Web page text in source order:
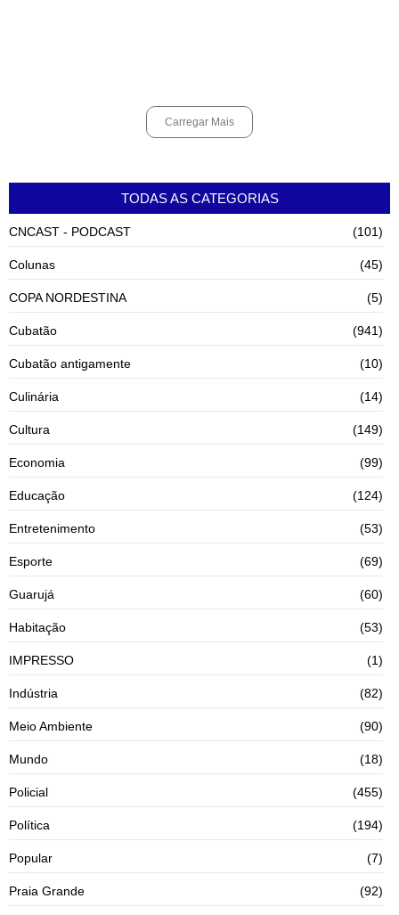
Carregar Mais
TODAS AS CATEGORIAS
CNCAST - PODCAST (101)
Colunas (45)
COPA NORDESTINA (5)
Cubatão (941)
Cubatão antigamente (10)
Culinária (14)
Cultura (149)
Economia (99)
Educação (124)
Entretenimento (53)
Esporte (69)
Guarujá (60)
Habitação (53)
IMPRESSO (1)
Indústria (82)
Meio Ambiente (90)
Mundo (18)
Policial (455)
Política (194)
Popular (7)
Praia Grande (92)